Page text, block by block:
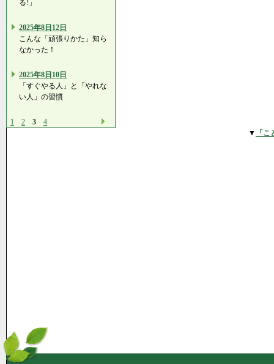
る!」
2025年8日12日
こんな「頑張りかた」知ら
なかった！
2025年8日10日
「すぐやる人」と「やれな
い人」の習慣
1 2 3 4
▼ 「